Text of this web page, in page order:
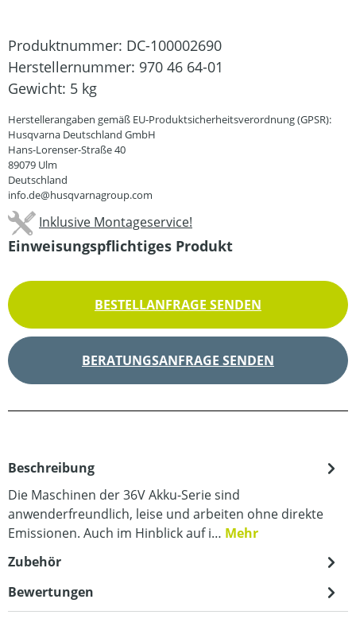
Produktnummer: DC-100002690
Herstellernummer: 970 46 64-01
Gewicht: 5 kg
Herstellerangaben gemäß EU-Produktsicherheitsverordnung (GPSR):
Husqvarna Deutschland GmbH
Hans-Lorenser-Straße 40
89079 Ulm
Deutschland
info.de@husqvarnagroup.com
Inklusive Montageservice!
Einweisungspflichtiges Produkt
BESTELLANFRAGE SENDEN
BERATUNGSANFRAGE SENDEN
Beschreibung
Die Maschinen der 36V Akku-Serie sind
anwenderfreundlich, leise und arbeiten ohne direkte
Emissionen. Auch im Hinblick auf i… Mehr
Zubehör
Bewertungen